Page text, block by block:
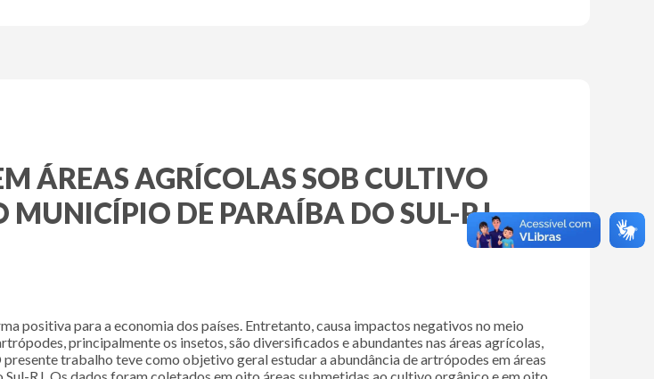
ÁREAS AGRÍCOLAS SOB CULTIVO
DE PARAÍBA DO SUL-RJ
positiva para a economia dos países. Entretanto, causa impactos negativos no meio
principalmente os insetos, são diversificados e abundantes nas áreas agrícolas,
trabalho teve como objetivo geral estudar a abundância de artrópodes em áreas
RJ. Os dados foram coletados em oito áreas submetidas ao cultivo orgânico e em oito